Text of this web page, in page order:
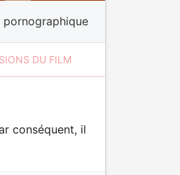
pornographique
DU FILM
conséquent, il